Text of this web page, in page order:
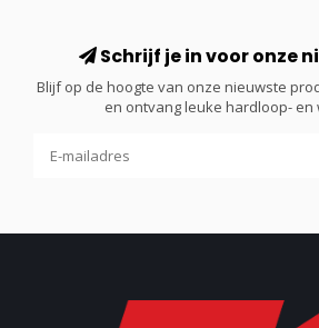
Schrijf je in voor onze
Blijf op de hoogte van onze nieuwste
en ontvang leuke hardloop- en